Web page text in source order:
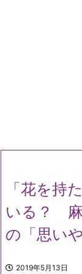
「花を持
いる？ 麻
の「思い
2019年5月13日